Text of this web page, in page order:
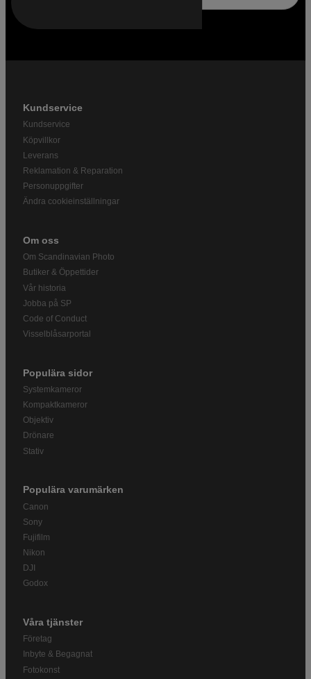
Kundservice
Kundservice
Köpvillkor
Leverans
Reklamation & Reparation
Personuppgifter
Ändra cookieinställningar
Om oss
Om Scandinavian Photo
Butiker & Öppettider
Vår historia
Jobba på SP
Code of Conduct
Visselblåsarportal
Populära sidor
Systemkameror
Kompaktkameror
Objektiv
Drönare
Stativ
Populära varumärken
Canon
Sony
Fujifilm
Nikon
DJI
Godox
Våra tjänster
Företag
Inbyte & Begagnat
Fotokonst